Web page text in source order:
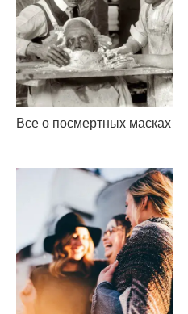
Все о посмертных масках